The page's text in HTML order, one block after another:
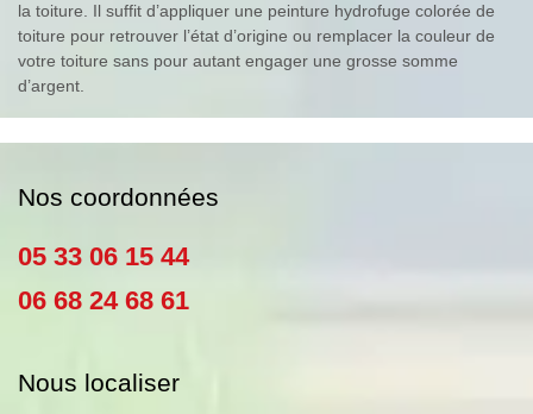
la toiture. Il suffit d’appliquer une peinture hydrofuge colorée de
toiture pour retrouver l’état d’origine ou remplacer la couleur de
votre toiture sans pour autant engager une grosse somme
d’argent.
Nos coordonnées
05 33 06 15 44
06 68 24 68 61
Nous localiser